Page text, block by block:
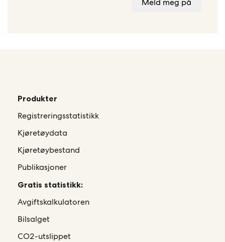
Produkter
Registreringsstatistikk
Kjøretøydata
Kjøretøybestand
Publikasjoner
Gratis statistikk:
Avgiftskalkulatoren
Bilsalget
CO2-utslippet